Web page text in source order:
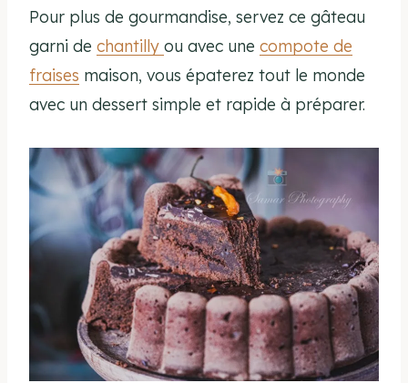
Pour plus de gourmandise, servez ce gâteau
garni de chantilly ou avec une compote de
fraises maison, vous épaterez tout le monde
avec un dessert simple et rapide à préparer.